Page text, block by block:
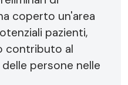
coperto un'area
pazienti,
contributo al
persone nelle